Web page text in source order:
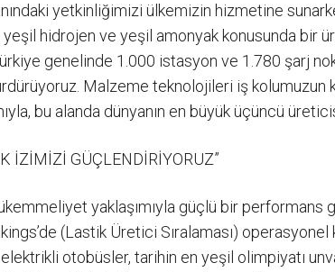
yetkinliğimizi ülkemizin hizmetine
hidrojen ve yeşil amonyak konusunda
genelinde 1.000 istasyon ve 1.780 şarj
Malzeme teknolojileri iş
bu alanda dünyanın en büyük üçüncü
İZİMİZİ GÜÇLENDİRİYORUZ”
yaklaşımıyla güçlü bir performans
(Lastik Üretici Sıralaması)
otobüsler, tarihin en yeşil olimpiyatı